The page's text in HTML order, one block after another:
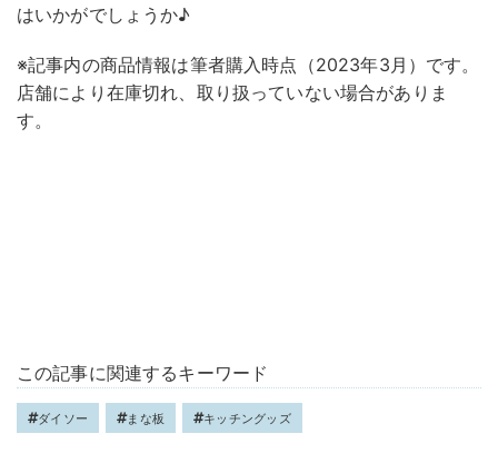
はいかがでしょうか♪
※記事内の商品情報は筆者購入時点（2023年3月）です。
店舗により在庫切れ、取り扱っていない場合がありま
す。
この記事に関連するキーワード
ダイソー まな板 キッチングッズ